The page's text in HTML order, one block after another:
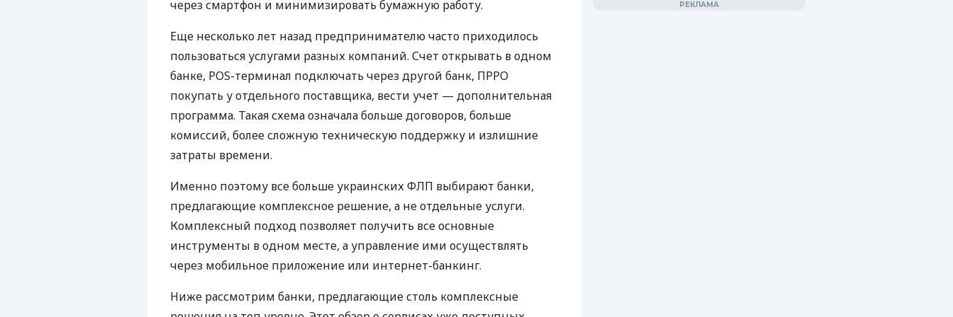
через смартфон и минимизировать бумажную работу.
Еще несколько лет назад предпринимателю часто приходилось
пользоваться услугами разных компаний. Счет открывать в одном
банке, POS-терминал подключать через другой банк, ПРРО
покупать у отдельного поставщика, вести учет — дополнительная
программа. Такая схема означала больше договоров, больше
комиссий, более сложную техническую поддержку и излишние
затраты времени.
Именно поэтому все больше украинских ФЛП выбирают банки,
предлагающие комплексное решение, а не отдельные услуги.
Комплексный подход позволяет получить все основные
инструменты в одном месте, а управление ими осуществлять
через мобильное приложение или интернет-банкинг.
Ниже рассмотрим банки, предлагающие столь комплексные